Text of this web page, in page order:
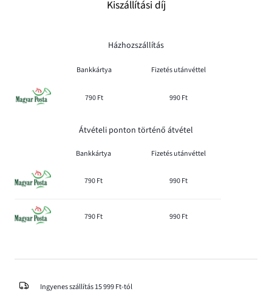
Kiszállítási díj
Házhozszállítás
Bankkártya Fizetés utánvéttel
790 Ft 990 Ft
Átvételi ponton történő átvétel
Bankkártya Fizetés utánvéttel
790 Ft 990 Ft
790 Ft 990 Ft
Ingyenes szállítás 15 999 Ft-tól